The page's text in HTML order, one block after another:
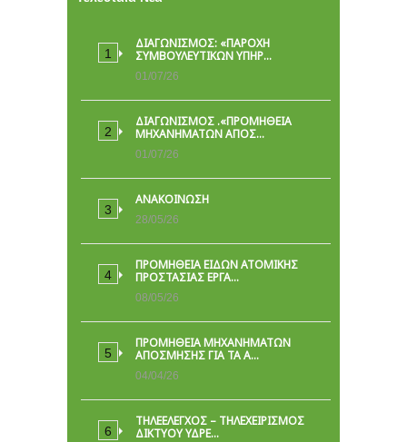
ΔΙΑΓΩΝΙΣΜΟΣ: «ΠΑΡΟΧΉ
ΣΥΜΒΟΥΛΕΥΤΙΚΏΝ ΥΠΗΡ…
01/07/26
ΔΙΑΓΩΝΙΣΜΟΣ .«ΠΡΟΜΗΘΕΙΑ
ΜΗΧΑΝΗΜΑΤΩΝ ΑΠΟΣ…
01/07/26
ΑΝΑΚΟΙΝΩΣΗ
28/05/26
ΠΡΟΜΉΘΕΙΑ ΕΙΔΏΝ ΑΤΟΜΙΚΉΣ
ΠΡΟΣΤΑΣΊΑΣ ΕΡΓΑ…
08/05/26
ΠΡΟΜΗΘΕΙΑ ΜΗΧΑΝΗΜΑΤΩΝ
ΑΠΟΣΜΗΣΗΣ ΓΙΑ ΤΑ Α…
04/04/26
ΤΗΛΕΕΛΕΓΧΟΣ – ΤΗΛΕΧΕΙΡΙΣΜΟΣ
ΔΙΚΤΥΟΥ ΥΔΡΕ…